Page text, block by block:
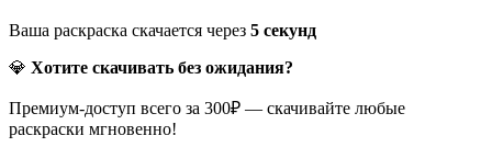
Ваша раскраска скачается через 5 секунд
💎 Хотите скачивать без ожидания?
Премиум-доступ всего за 300₽ — скачивайте любые
раскраски мгновенно!